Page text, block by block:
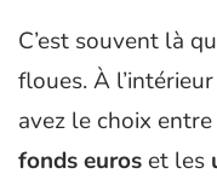
C’est souvent là
floues. À
avez le choix
fonds euros et les